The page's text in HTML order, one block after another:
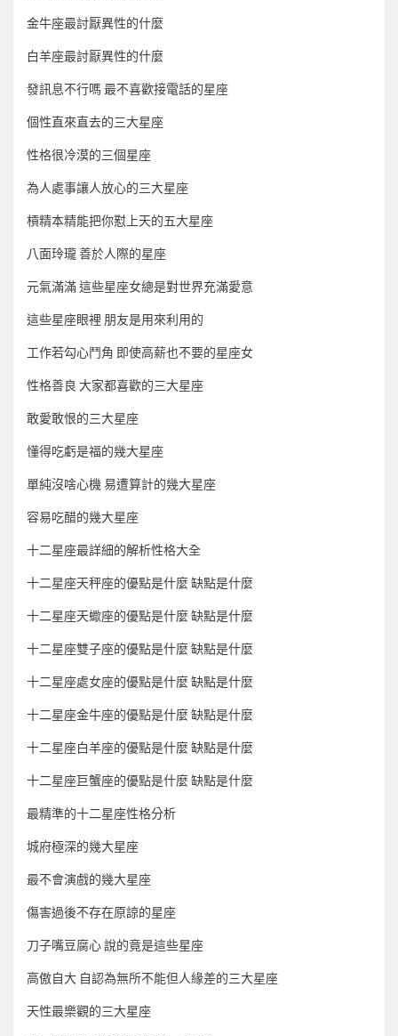
金牛座最討厭異性的什麼
白羊座最討厭異性的什麼
發訊息不行嗎 最不喜歡接電話的星座
個性直來直去的三大星座
性格很冷漠的三個星座
為人處事讓人放心的三大星座
槓精本精能把你懟上天的五大星座
八面玲瓏 善於人際的星座
元氣滿滿 這些星座女總是對世界充滿愛意
這些星座眼裡 朋友是用來利用的
工作若勾心鬥角 即使高薪也不要的星座女
性格善良 大家都喜歡的三大星座
敢愛敢恨的三大星座
懂得吃虧是福的幾大星座
單純沒啥心機 易遭算計的幾大星座
容易吃醋的幾大星座
十二星座最詳細的解析性格大全
十二星座天秤座的優點是什麼 缺點是什麼
十二星座天蠍座的優點是什麼 缺點是什麼
十二星座雙子座的優點是什麼 缺點是什麼
十二星座處女座的優點是什麼 缺點是什麼
十二星座金牛座的優點是什麼 缺點是什麼
十二星座白羊座的優點是什麼 缺點是什麼
十二星座巨蟹座的優點是什麼 缺點是什麼
最精準的十二星座性格分析
城府極深的幾大星座
最不會演戲的幾大星座
傷害過後不存在原諒的星座
刀子嘴豆腐心 說的竟是這些星座
高傲自大 自認為無所不能但人緣差的三大星座
天性最樂觀的三大星座